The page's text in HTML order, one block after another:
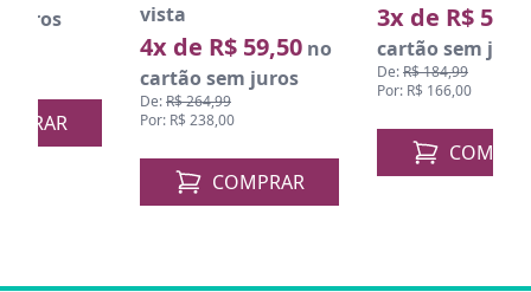
vista
4x de R$ 59,50 no
cartão sem juros
De:R$ 264,99
Por: R$ 238,00
COMPRAR
3x de R$ 55,33 no
cartão sem juros
De:
Por: R$ 166,00
COMPRAR